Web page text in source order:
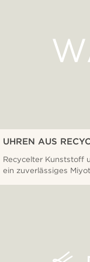
UHREN AUS
Recycelter Kunststoff
ein zuverlässiges